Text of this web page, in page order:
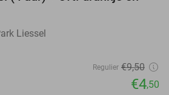
Liessel
Regulier €9,50
€4,50